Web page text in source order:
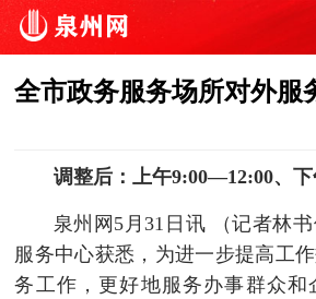
全市政务服务场所对外服
调整后：上午9:00—12:00、
泉州网5月31日讯 （记者林
服务中心获悉，为进一步提高工
务工作，更好地服务办事群众和